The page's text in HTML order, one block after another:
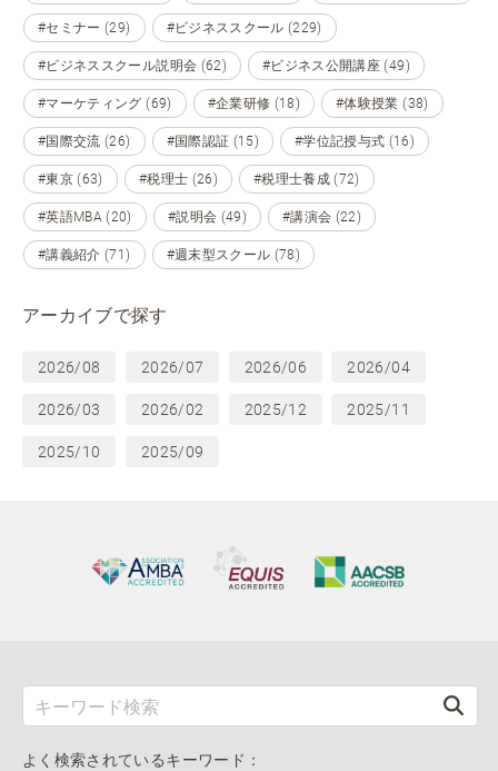
#セミナー (29) #ビジネススクール (229)
#ビジネススクール説明会 (62) #ビジネス公開講座 (49)
#マーケティング (69) #企業研修 (18) #体験授業 (38)
#国際交流 (26) #国際認証 (15) #学位記授与式 (16)
#東京 (63) #税理士 (26) #税理士養成 (72)
#英語MBA (20) #説明会 (49) #講演会 (22)
#講義紹介 (71) #週末型スクール (78)
アーカイブで探す
2026/08 2026/07 2026/06 2026/04
2026/03 2026/02 2025/12 2025/11
2025/10 2025/09
よく検索されているキーワード：